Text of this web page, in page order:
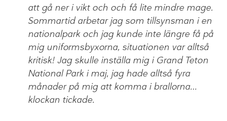
att gå ner i vikt och och få lite mindre mage.
Sommartid arbetar jag som tillsynsman i en
nationalpark och jag kunde inte längre få på
mig uniformsbyxorna, situationen var alltså
kritisk! Jag skulle inställa mig i Grand Teton
National Park i maj, jag hade alltså fyra
månader på mig att komma i brallorna…
klockan tickade.